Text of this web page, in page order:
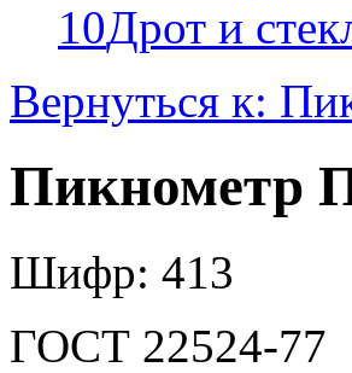
10Дрот и
Вернуться к:
Пикнометр
Шифр: 413
ГОСТ 22524-77